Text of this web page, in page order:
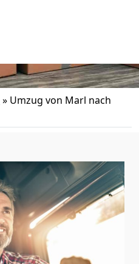
» Umzug von Marl nach